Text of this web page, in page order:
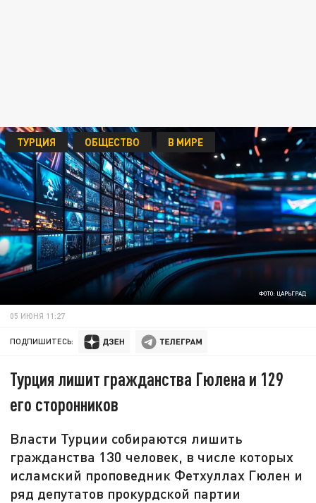
ФОТО: ЦАРЬГРАД
ТУРЦИЯ ОБЩЕСТВО В МИРЕ
05 ИЮНЯ 11:27
ПОДПИШИТЕСЬ:
Турция лишит гражданства Гюлена и 129
его сторонников
Власти Турции собираются лишить
гражданства 130 человек, в числе которых
исламский проповедник Фетхуллах Гюлен и
ряд депутатов прокурдской партии